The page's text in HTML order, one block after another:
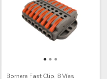
Bornera Fast Clip, 8 Vías